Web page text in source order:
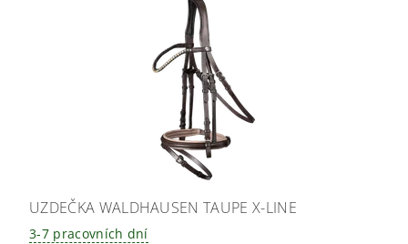
UZDEČKA WALDHAUSEN TAUPE X-LINE
3-7 pracovních dní